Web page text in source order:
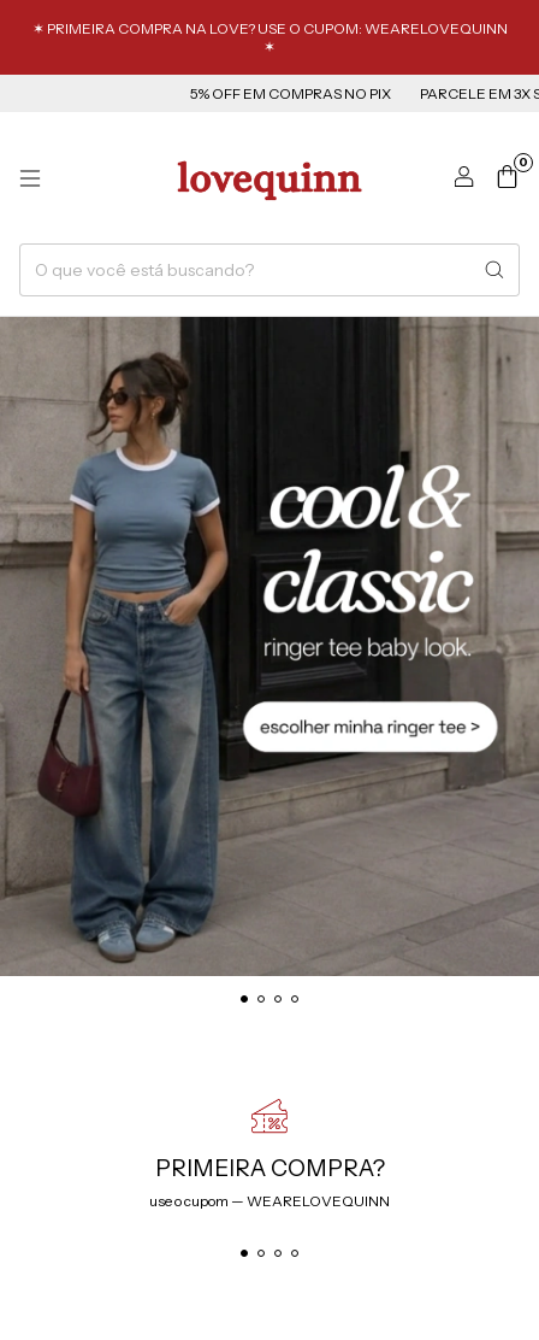
✶ PRIMEIRA COMPRA NA LOVE? USE O CUPOM: WEARELOVEQUINN
✶
5% OFF EM COMPRAS NO PIX PARCELE EM 3X SEM
0
PRIMEIRA COMPRA?
use o cupom — WEARELOVEQUINN